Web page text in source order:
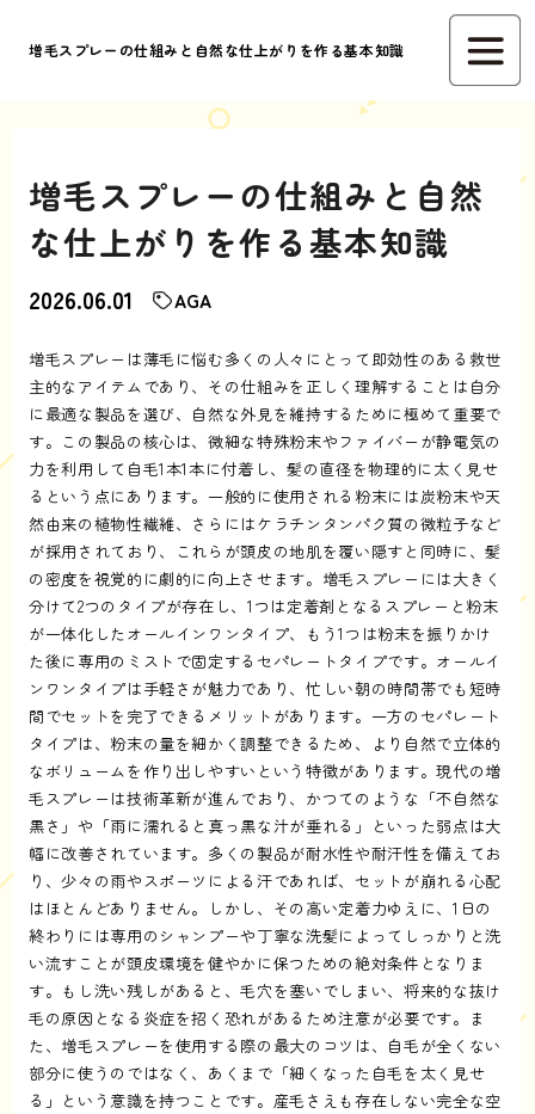
増毛スプレーの仕組みと自然な仕上がりを作る基本知識
増毛スプレーの仕組みと自然
な仕上がりを作る基本知識
2026.06.01 AGA
増毛スプレーは薄毛に悩む多くの人々にとって即効性のある救世
主的なアイテムであり、その仕組みを正しく理解することは自分
に最適な製品を選び、自然な外見を維持するために極めて重要で
す。この製品の核心は、微細な特殊粉末やファイバーが静電気の
力を利用して自毛1本1本に付着し、髪の直径を物理的に太く見せ
るという点にあります。一般的に使用される粉末には炭粉末や天
然由来の植物性繊維、さらにはケラチンタンパク質の微粒子など
が採用されており、これらが頭皮の地肌を覆い隠すと同時に、髪
の密度を視覚的に劇的に向上させます。増毛スプレーには大きく
分けて2つのタイプが存在し、1つは定着剤となるスプレーと粉末
が一体化したオールインワンタイプ、もう1つは粉末を振りかけ
た後に専用のミストで固定するセパレートタイプです。オールイ
ンワンタイプは手軽さが魅力であり、忙しい朝の時間帯でも短時
間でセットを完了できるメリットがあります。一方のセパレート
タイプは、粉末の量を細かく調整できるため、より自然で立体的
なボリュームを作り出しやすいという特徴があります。現代の増
毛スプレーは技術革新が進んでおり、かつてのような「不自然な
黒さ」や「雨に濡れると真っ黒な汁が垂れる」といった弱点は大
幅に改善されています。多くの製品が耐水性や耐汗性を備えてお
り、少々の雨やスポーツによる汗であれば、セットが崩れる心配
はほとんどありません。しかし、その高い定着力ゆえに、1日の
終わりには専用のシャンプーや丁寧な洗髪によってしっかりと洗
い流すことが頭皮環境を健やかに保つための絶対条件となりま
す。もし洗い残しがあると、毛穴を塞いでしまい、将来的な抜け
毛の原因となる炎症を招く恐れがあるため注意が必要です。ま
た、増毛スプレーを使用する際の最大のコツは、自毛が全くない
部分に使うのではなく、あくまで「細くなった自毛を太く見せ
る」という意識を持つことです。産毛さえも存在しない完全な空